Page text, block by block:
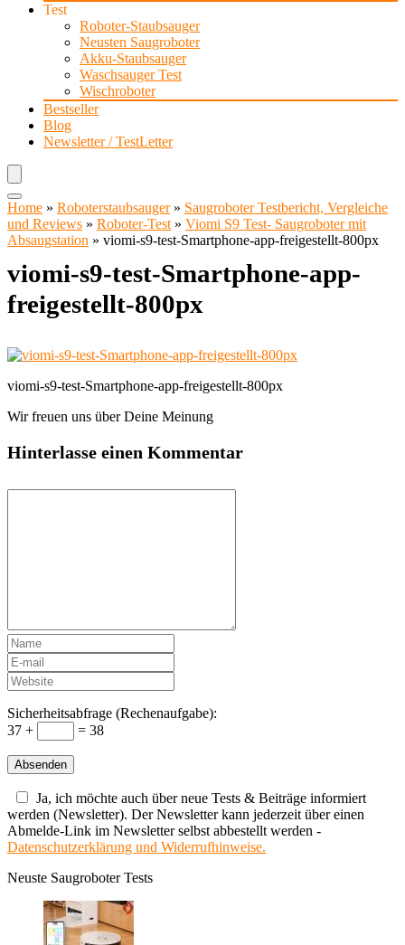
Test
Roboter-Staubsauger
Neusten Saugroboter
Akku-Staubsauger
Waschsauger Test
Wischroboter
Bestseller
Blog
Newsletter / TestLetter
Home » Roboterstaubsauger» Saugroboter Testbericht, Vergleiche
und Reviews » Roboter-Test » Viomi S9 Test- Saugroboter mit
Absaugstation » viomi-s9-test-Smartphone-app-freigestellt-800px
viomi-s9-test-Smartphone-app-
freigestellt-800px
viomi-s9-test-Smartphone-app-freigestellt-800px
Wir freuen uns über Deine Meinung
Hinterlasse einen Kommentar
Sicherheitsabfrage (Rechenaufgabe):
37 +
= 38
Ja, ich möchte auch über neue Tests & Beiträge informiert
werden (Newsletter). Der Newsletter kann jederzeit über einen
Abmelde-Link im Newsletter selbst abbestellt werden -
Datenschutzerklärung und Widerrufhinweise.
Neuste Saugroboter Tests